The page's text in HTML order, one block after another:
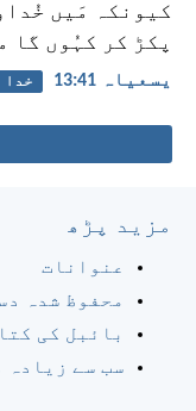
کیونکہ مَیں
پکڑ کر کہُوں گا
یسعیاہ 41:‏13 خدا
مزید پڑھ
عنوانات
محفوظ شدہ
بائبل کی
سب سے زیادہ